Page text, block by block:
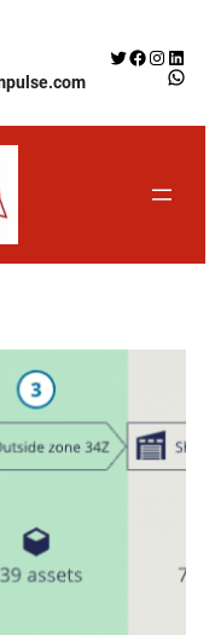
Twitter
Facebook